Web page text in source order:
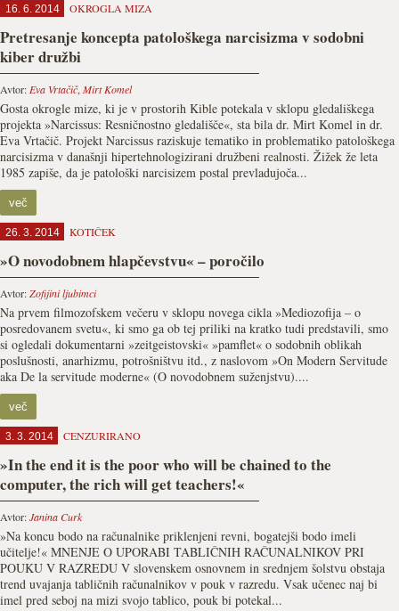
16. 6. 2014 OKROGLA MIZA
Pretresanje koncepta patološkega narcisizma v sodobni
kiber družbi
Avtor: Eva Vrtačič, Mirt Komel
Gosta okrogle mize, ki je v prostorih Kible potekala v sklopu gledališkega
projekta »Narcissus: Resničnostno gledališče«, sta bila dr. Mirt Komel in dr.
Eva Vrtačič. Projekt Narcissus raziskuje tematiko in problematiko patološkega
narcisizma v današnji hipertehnologizirani družbeni realnosti. Žižek že leta
1985 zapiše, da je patološki narcisizem postal prevladujoča...
več
26. 3. 2014 KOTIČEK
»O novodobnem hlapčevstvu« – poročilo
Avtor:Zofijini ljubimci
Na prvem filmozofskem večeru v sklopu novega cikla »Mediozofija – o
posredovanem svetu«, ki smo ga ob tej priliki na kratko tudi predstavili, smo
si ogledali dokumentarni »zeitgeistovski« »pamflet« o sodobnih oblikah
poslušnosti, anarhizmu, potrošništvu itd., z naslovom »On Modern Servitude
aka De la servitude moderne« (O novodobnem suženjstvu)....
več
3. 3. 2014 CENZURIRANO
»In the end it is the poor who will be chained to the
computer, the rich will get teachers!«
Avtor:Janina Curk
»Na koncu bodo na računalnike priklenjeni revni, bogatejši bodo imeli
učitelje!« MNENJE O UPORABI TABLIČNIH RAČUNALNIKOV PRI
POUKU V RAZREDU V slovenskem osnovnem in srednjem šolstvu obstaja
trend uvajanja tabličnih računalnikov v pouk v razredu. Vsak učenec naj bi
imel pred seboj na mizi svojo tablico, pouk bi potekal...